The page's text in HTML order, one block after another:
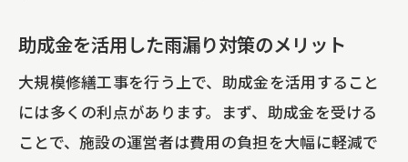
助成金を活用した雨漏り対策のメリット
大規模修繕工事を行う上で、助成金を活用すること
には多くの利点があります。まず、助成金を受ける
ことで、施設の運営者は費用の負担を大幅に軽減で